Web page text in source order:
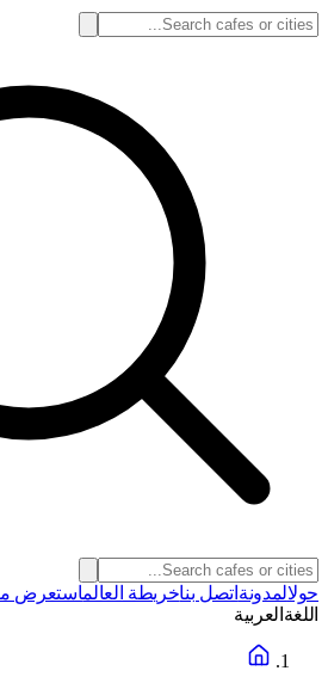
حولالمدونة اتصل بناخريطة العالماستعرض
اللغة العربية